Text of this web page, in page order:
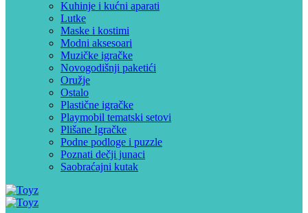
Kuhinje i kućni aparati
Lutke
Maske i kostimi
Modni aksesoari
Muzičke igračke
Novogodišnji paketići
Oružje
Ostalo
Plastične igračke
Playmobil tematski setovi
Plišane Igračke
Podne podloge i puzzle
Poznati dečji junaci
Saobraćajni kutak